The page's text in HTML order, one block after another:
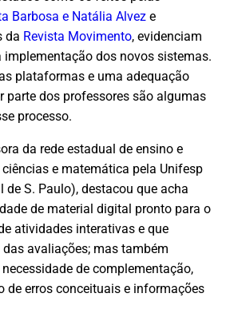
Barbosa e Natália Alvez e
da Revista Movimento, evidenciam
dos novos sistemas.
plataformas e uma adequação
parte dos professores são algumas
processo.
da rede estadual de ensino e
e matemática pela Unifesp
de S. Paulo), destacou que acha
de material digital pronto para o
atividades interativas e que
avaliações; mas também
de complementação,
de erros conceituais e informações